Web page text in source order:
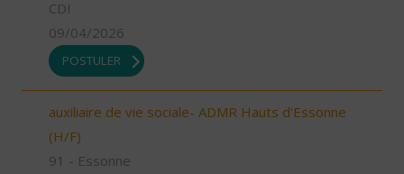
CDI
09/04/2026
POSTULER
auxiliaire de vie sociale- ADMR Hauts d'Essonne
(H/F)
91 - Essonne